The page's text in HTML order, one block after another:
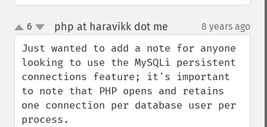
up
down
6 php at haravikk dot me 8 years ago
Just wanted to add a note for anyone
looking to use the MySQLi persistent
connections feature; it's important
to note that PHP opens and retains
one connection per database user per
process.